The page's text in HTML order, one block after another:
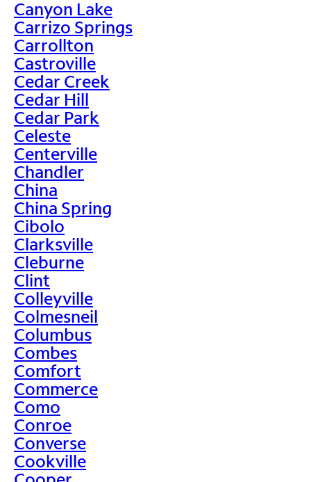
Canyon Lake
Carrizo Springs
Carrollton
Castroville
Cedar Creek
Cedar Hill
Cedar Park
Celeste
Centerville
Chandler
China
China Spring
Cibolo
Clarksville
Cleburne
Clint
Colleyville
Colmesneil
Columbus
Combes
Comfort
Commerce
Como
Conroe
Converse
Cookville